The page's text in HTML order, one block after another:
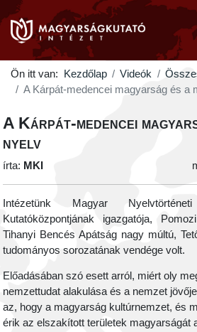
Ön itt van: Kezdőlap Videók
A Kárpát-medencei magyarság és a
A Kárpát-medencei
nyelv
írta: MKI
Intézetünk Magyar
Kutatóközpontjának igazgatója,
Tihanyi Bencés Apátság nagy múltú,
tudományos sorozatának vendége volt.
Előadásában szó esett arról, miért oly
nemzettudat alakulása és a nemzet
az, hogy a magyarság kultúrnemzet, és
érik az elszakított területek magyarságát